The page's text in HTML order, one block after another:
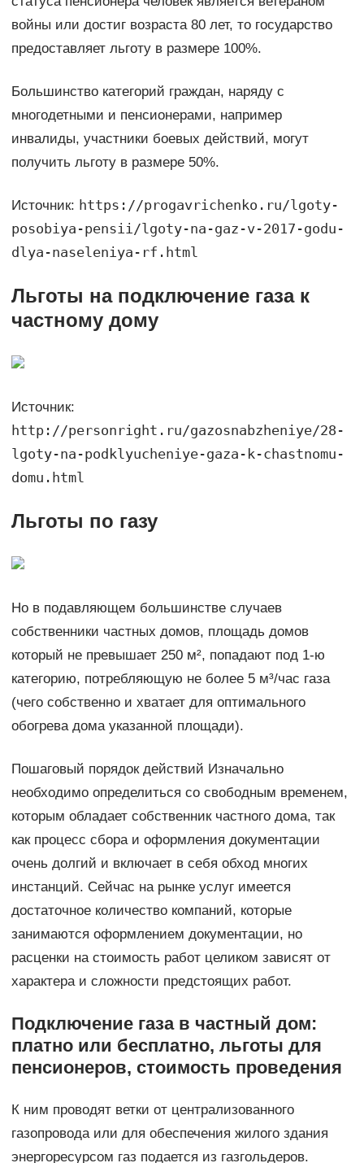
войны или достиг возраста 80 лет, то государство
предоставляет льготу в размере 100%.
Большинство категорий граждан, наряду с
многодетными и пенсионерами, например
инвалиды, участники боевых действий, могут
получить льготу в размере 50%.
Источник: https://progavrichenko.ru/lgoty-
posobiya-pensii/lgoty-na-gaz-v-2017-godu-
dlya-naseleniya-rf.html
Льготы на подключение газа к
частному дому
Источник:
http://personright.ru/gazosnabzheniye/28-
lgoty-na-podklyucheniye-gaza-k-chastnomu-
domu.html
Льготы по газу
Но в подавляющем большинстве случаев
собственники частных домов, площадь домов
который не превышает 250 м², попадают под 1-ю
категорию, потребляющую не более 5 м³/час газа
(чего собственно и хватает для оптимального
обогрева дома указанной площади).
Пошаговый порядок действий Изначально
необходимо определиться со свободным временем,
которым обладает собственник частного дома, так
как процесс сбора и оформления документации
очень долгий и включает в себя обход многих
инстанций. Сейчас на рынке услуг имеется
достаточное количество компаний, которые
занимаются оформлением документации, но
расценки на стоимость работ целиком зависят от
характера и сложности предстоящих работ.
Подключение газа в частный дом:
платно или бесплатно, льготы для
пенсионеров, стоимость проведения
К ним проводят ветки от централизованного
газопровода или для обеспечения жилого здания
энергоресурсом газ подается из газгольдеров.